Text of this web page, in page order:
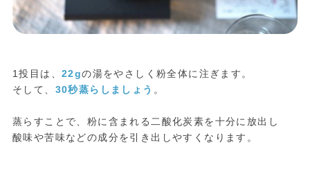
1投目は、 22gの湯をやさしく粉全体に注ぎます。
そして、 30秒蒸らしましょう 。
蒸らすことで、粉に含まれる二酸化炭素を十分に放出し
酸味や苦味などの成分を引き出しやすくなります。